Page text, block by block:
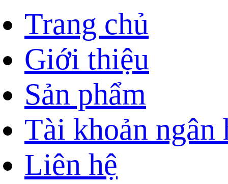
Trang chủ
Giới thiệu
Sản phẩm
Tài khoản ngân
Liên hệ